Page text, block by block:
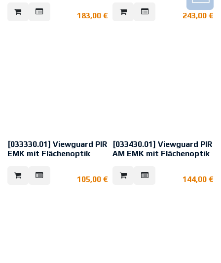
183,00 €
Bewegungsmelder mit
Flächenoptik zum Anschluss an
243,00€
[033330.01] Viewguard PIR
EMK mit Flächenoptik
Bewegungsmelder zum
Anschluss an EMZ mit
105,00 €
[033430.01] Viewguard PIR
AM EMK mit Flächenoptik
Einbruchmelderzentralen mit
konventioneller Anschlusstechnik
144,00€